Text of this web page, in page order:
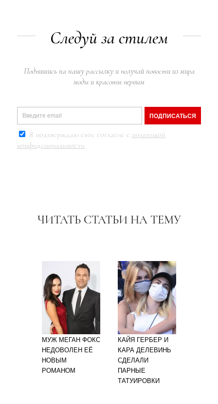
Следуй за стилем
Подпишись на нашу рассылку и получай новости из мира
моды и красоты первым
ПОДПИСАТЬСЯ
Я подтверждаю свое согласие с политикой
конфиденциальности
ЧИТАТЬ СТАТЬИ НА ТЕМУ
МУЖ МЕГАН ФОКС
НЕДОВОЛЕН ЕЁ
НОВЫМ
РОМАНОМ
КАЙЯ ГЕРБЕР И
КАРА ДЕЛЕВИНЬ
СДЕЛАЛИ
ПАРНЫЕ
ТАТУИРОВКИ